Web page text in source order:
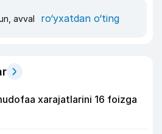
avval ro‘yxatdan o‘ting
xarajatlarini 16 foizga